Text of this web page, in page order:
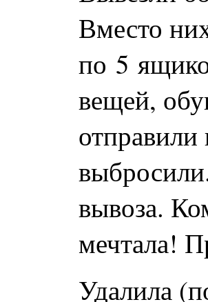
Вместо
по 5
вещей,
вывоза.
мечтала!
Удалила